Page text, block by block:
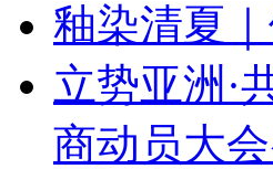
釉染清夏
立势亚洲·
商动员大